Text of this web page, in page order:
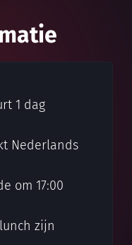
1 dag
Nederlands
om 17:00
zijn